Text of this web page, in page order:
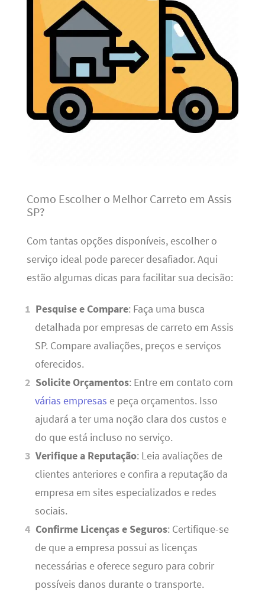
Como Escolher o Melhor Carreto em Assis
SP?
Com tantas opções disponíveis, escolher o
serviço ideal pode parecer desafiador. Aqui
estão algumas dicas para facilitar sua decisão:
Pesquise e Compare: Faça uma busca
detalhada por empresas de carreto em Assis
SP. Compare avaliações, preços e serviços
oferecidos.
Solicite Orçamentos: Entre em contato com
várias empresas e peça orçamentos. Isso
ajudará a ter uma noção clara dos custos e
do que está incluso no serviço.
Verifique a Reputação: Leia avaliações de
clientes anteriores e confira a reputação da
empresa em sites especializados e redes
sociais.
Confirme Licenças e Seguros: Certifique-se
de que a empresa possui as licenças
necessárias e oferece seguro para cobrir
possíveis danos durante o transporte.